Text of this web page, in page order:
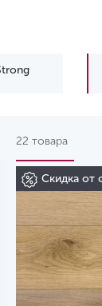
22 товара
Скидка от